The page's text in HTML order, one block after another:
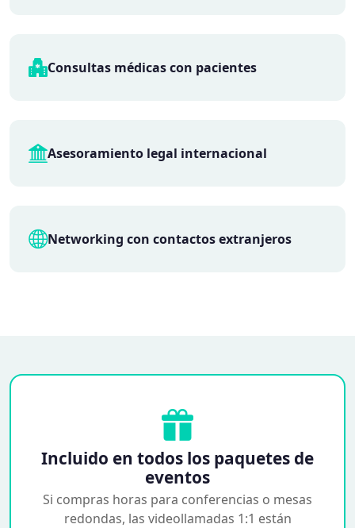
Consultas médicas con pacientes
Asesoramiento legal internacional
Networking con contactos extranjeros
Incluido en todos los paquetes de
eventos
Si compras horas para conferencias o mesas
redondas, las videollamadas 1:1 están